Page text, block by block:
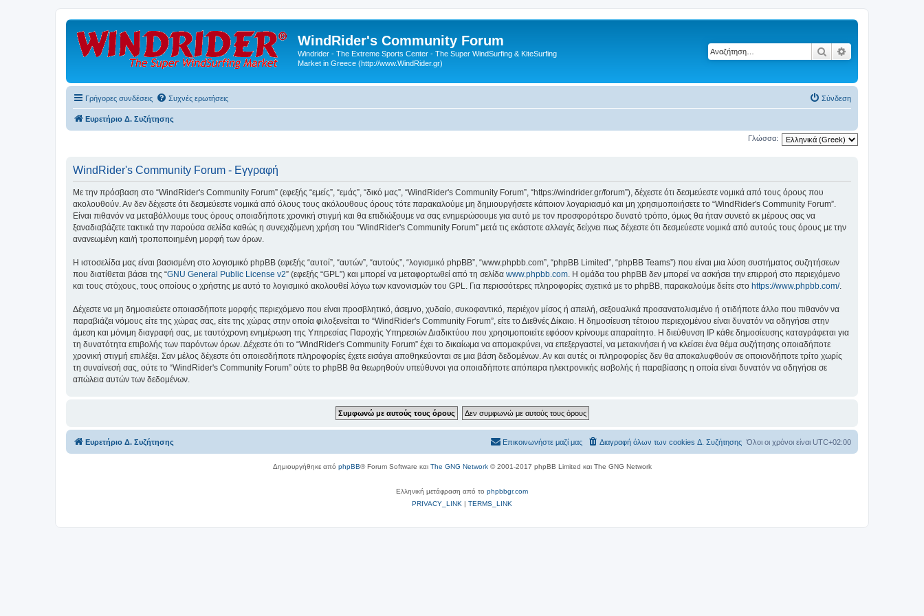
WindRider's Community Forum
Windrider - The Extreme Sports Center - The Super WindSurfing & KiteSurfing
Market in Greece (http://www.WindRider.gr)
Αναζήτηση
Γρήγορες συνδέσεις Συχνές ερωτήσεις Σύνδεση
Ευρετήριο Δ. Συζήτησης
Γλώσσα:
WindRider's Community Forum - Εγγραφή
Με την πρόσβαση στο “WindRider's Community Forum” (εφεξής “εμείς”, “εμάς”, “δικό μας”, “WindRider's Community Forum”, “https://windrider.gr/forum”), δέχεστε ότι δεσμεύεστε νομικά από τους όρους που
ακολουθούν. Αν δεν δέχεστε ότι δεσμεύεστε νομικά από όλους τους ακόλουθους όρους τότε παρακαλούμε μη δημιουργήσετε κάποιον λογαριασμό και μη χρησιμοποιήσετε το “WindRider's Community Forum”.
Είναι πιθανόν να μεταβάλλουμε τους όρους οποιαδήποτε χρονική στιγμή και θα επιδιώξουμε να σας ενημερώσουμε για αυτό με τον προσφορότερο δυνατό τρόπο, όμως θα ήταν συνετό εκ μέρους σας να
ξαναδιαβάζετε τακτικά την παρούσα σελίδα καθώς η συνεχιζόμενη χρήση του “WindRider's Community Forum” μετά τις εκάστοτε αλλαγές δείχνει πως δέχεστε ότι δεσμεύεστε νομικά από αυτούς τους όρους με την
ανανεωμένη και/ή τροποποιημένη μορφή των όρων.
Η ιστοσελίδα μας είναι βασισμένη στο λογισμικό phpBB (εφεξής “αυτοί”, “αυτών”, “αυτούς”, “λογισμικό phpBB”, “www.phpbb.com”, “phpBB Limited”, “phpBB Teams”) που είναι μια λύση συστήματος συζητήσεων
που διατίθεται βάσει της “GNU General Public License v2” (εφεξής “GPL”) και μπορεί να μεταφορτωθεί από τη σελίδα www.phpbb.com. Η ομάδα του phpBB δεν μπορεί να ασκήσει την επιρροή στο περιεχόμενο
και τους στόχους, τους οποίους ο χρήστης με αυτό το λογισμικό ακολουθεί λόγω των κανονισμών του GPL. Για περισσότερες πληροφορίες σχετικά με το phpBB, παρακαλούμε δείτε στο https://www.phpbb.com/.
Δέχεστε να μη δημοσιεύετε οποιασδήποτε μορφής περιεχόμενο που είναι προσβλητικό, άσεμνο, χυδαίο, συκοφαντικό, περιέχον μίσος ή απειλή, σεξουαλικά προσανατολισμένο ή οτιδήποτε άλλο που πιθανόν να
παραβιάζει νόμους είτε της χώρας σας, είτε της χώρας στην οποία φιλοξενείται το “WindRider's Community Forum”, είτε το Διεθνές Δίκαιο. Η δημοσίευση τέτοιου περιεχομένου είναι δυνατόν να οδηγήσει στην
άμεση και μόνιμη διαγραφή σας, με ταυτόχρονη ενημέρωση της Υπηρεσίας Παροχής Υπηρεσιών Διαδικτύου που χρησιμοποιείτε εφόσον κρίνουμε απαραίτητο. Η διεύθυνση IP κάθε δημοσίευσης καταγράφεται για
τη δυνατότητα επιβολής των παρόντων όρων. Δέχεστε ότι το “WindRider's Community Forum” έχει το δικαίωμα να απομακρύνει, να επεξεργαστεί, να μετακινήσει ή να κλείσει ένα θέμα συζήτησης οποιαδήποτε
χρονική στιγμή επιλέξει. Σαν μέλος δέχεστε ότι οποιεσδήποτε πληροφορίες έχετε εισάγει αποθηκεύονται σε μια βάση δεδομένων. Αν και αυτές οι πληροφορίες δεν θα αποκαλυφθούν σε οποιονδήποτε τρίτο χωρίς
τη συναίνεσή σας, ούτε το “WindRider's Community Forum” ούτε το phpBB θα θεωρηθούν υπεύθυνοι για οποιαδήποτε απόπειρα ηλεκτρονικής εισβολής ή παραβίασης η οποία είναι δυνατόν να οδηγήσει σε
απώλεια αυτών των δεδομένων.
Ευρετήριο Δ. Συζήτησης Όλοι οι χρόνοι είναι UTC+02:00
Διαγραφή όλων των cookies Δ. Συζήτησης
Επικοινωνήστε μαζί μας
Δημιουργήθηκε από phpBB® Forum Software και The GNG Network© 2001-2017 phpBB Limited και The GNG Network
Ελληνική μετάφραση από το phpbbgr.com
PRIVACY_LINK | TERMS_LINK